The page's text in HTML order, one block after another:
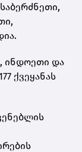
ინდოეთი და
ქვეყანას